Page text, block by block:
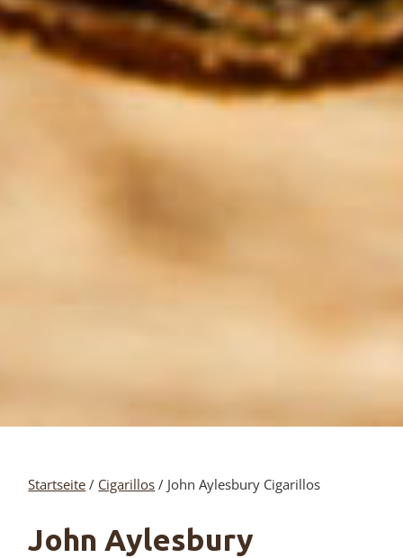
Startseite / Cigarillos / John Aylesbury Cigarillos
John Aylesbury